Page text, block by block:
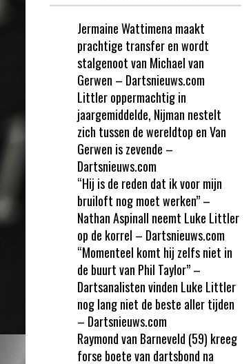
Jermaine Wattimena maakt
prachtige transfer en wordt
stalgenoot van Michael van
Gerwen – Dartsnieuws.com
Littler oppermachtig in
jaargemiddelde, Nijman nestelt
zich tussen de wereldtop en Van
Gerwen is zevende –
Dartsnieuws.com
“Hij is de reden dat ik voor mijn
bruiloft nog moet werken” –
Nathan Aspinall neemt Luke Littler
op de korrel – Dartsnieuws.com
“Momenteel komt hij zelfs niet in
de buurt van Phil Taylor” –
Dartsanalisten vinden Luke Littler
nog lang niet de beste aller tijden
– Dartsnieuws.com
Raymond van Barneveld (59) kreeg
forse boete van dartsbond na